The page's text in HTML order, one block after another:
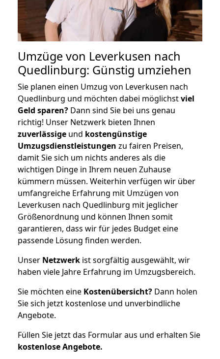
Umzüge von Leverkusen nach
Quedlinburg: Günstig umziehen
Sie planen einen Umzug von Leverkusen nach
Quedlinburg und möchten dabei möglichstviel
Geld sparen? Dann sind Sie bei uns genau
richtig! Unser Netzwerk bieten Ihnen
zuverlässige und kostengünstige
Umzugsdienstleistungen zu fairen Preisen,
damit Sie sich um nichts anderes als die
wichtigen Dinge in Ihrem neuen Zuhause
kümmern müssen. Weiterhin verfügen wir über
umfangreiche Erfahrung mit Umzügen von
Leverkusen nach Quedlinburg mit jeglicher
Größenordnung und können Ihnen somit
garantieren, dass wir für jedes Budget eine
passende Lösung finden werden.
Unser Netzwerk ist sorgfältig ausgewählt, wir
haben viele Jahre Erfahrung im Umzugsbereich.
Sie möchten eine Kostenübersicht? Dann holen
Sie sich jetzt kostenlose und unverbindliche
Angebote.
Füllen Sie jetzt das Formular aus und erhalten Sie
kostenloseAngebote.